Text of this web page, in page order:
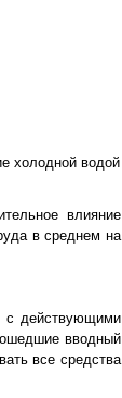
холодной водой
влияние
в среднем на
с действующими
вводный
все средства